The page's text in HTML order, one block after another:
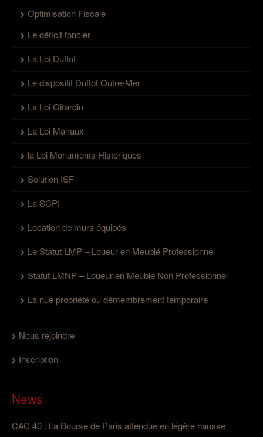
Optimisation Fiscale
Le déficit foncier
La Loi Duflot
Le dispositif Duflot Outre-Mer
La Loi Girardin
La Loi Malraux
la Loi Monuments Historiques
Solution ISF
La SCPI
Location de murs équipés
Le Statut LMP – Loueur en Meublé Professionnel
Statut LMNP – Loueur en Meublé Non Professionnel
La nue propriété ou démembrement temporaire
Nous rejoindre
Inscription
News
CAC 40 : La Bourse de Paris attendue en légère hausse